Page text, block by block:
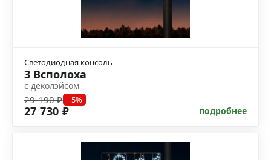
Светодиодная консоль
3 Всполоха
с деколэйсом
29 190 ₽ −5%
27 730 ₽ подробнее